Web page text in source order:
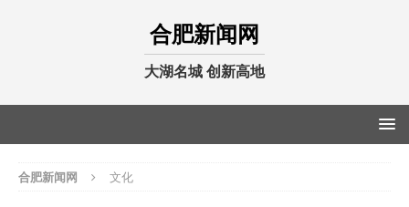
合肥新闻网
大湖名城 创新高地
合肥新闻网 文化